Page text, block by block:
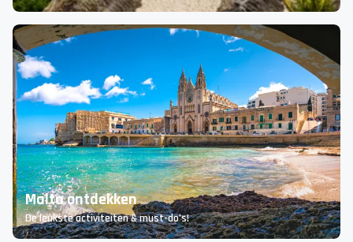
Curaçao rondreis plannen: zo doe je het slim
en goedkoop
Haal het maximale uit je reis zonder te veel te betalen